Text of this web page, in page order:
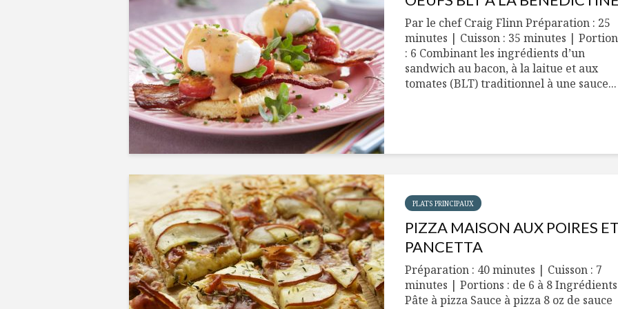
Par le chef Craig Flinn Préparation : 25
minutes | Cuisson : 35 minutes |
: 6 Combinant les ingrédients d’un
sandwich au bacon, à la laitue et aux
tomates (BLT) traditionnel à une sauce...
PLATS PRINCIPAUX
PIZZA MAISON AUX POIRES
PANCETTA
Préparation : 40 minutes | Cuisson : 7
minutes | Portions : de 6 à 8 Ingrédients
Pâte à pizza Sauce à pizza 8 oz de sauce